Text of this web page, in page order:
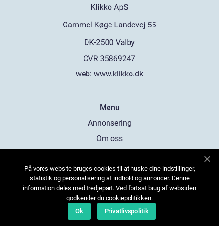
web: www.klikko.dk
Menu
Annonsering
Om oss
Kontakta oss
Sitemap
På vores website bruges cookies til at huske dine indstillinger,
statistik og personalisering af indhold og annoncer. Denne
information deles med tredjepart. Ved fortsat brug af websiden
godkender du cookiepolitikken.
Ok
Privatlivspolitik